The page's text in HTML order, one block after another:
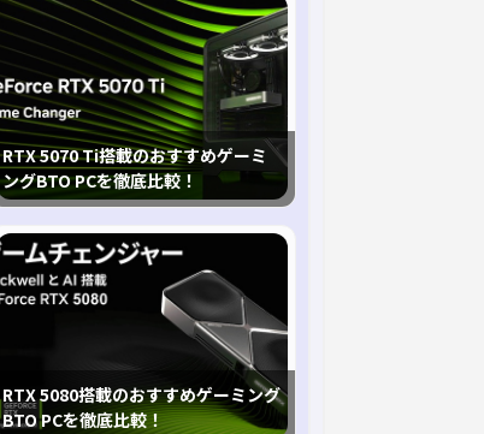
RTX 5070 Ti搭載のおすすめゲーミ
ングBTO PCを徹底比較！
RTX 5080搭載のおすすめゲーミング
BTO PCを徹底比較！